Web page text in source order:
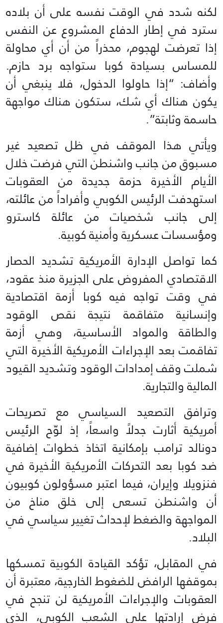
لكنه شدد في الوقت نفسه على أن بلاده
سترد في إطار الدفاع المشروع عن النفس
إذا تعرضت لهجوم، محذراً من أن أي محاولة
للمساس بسيادة كوبا ستواجه برد حازم.
وأضاف: “إذا حاولوا الدخول، فلا ينبغي أن
يكون هناك أي شك، ستكون هناك مواجهة
حاسمة وثابتة”.
ويأتي هذا الموقف في ظل تصعيد غير
مسبوق من جانب واشنطن التي فرضت خلال
الأيام الأخيرة حزمة جديدة من العقوبات
استهدفت الرئيس الكوبي وأفراداً من عائلته،
إلى جانب شخصيات من عائلة كاسترو
ومؤسسات عسكرية وأمنية كوبية.
كما تواصل الإدارة الأمريكية تشديد الحصار
الاقتصادي المفروض على الجزيرة منذ عقود،
في وقت تواجه فيه كوبا أزمة اقتصادية
وإنسانية متفاقمة نتيجة نقص الوقود
والطاقة والمواد الأساسية، وهي أزمة
تفاقمت بعد الإجراءات الأمريكية الأخيرة التي
شملت وقف إمدادات الوقود وتشديد القيود
المالية والتجارية.
وترافق التصعيد السياسي مع تصريحات
أمريكية أثارت جدلاً واسعاً، إذ لوّح الرئيس
دونالد ترامب بإمكانية اتخاذ خطوات إضافية
ضد كوبا بعد التحركات الأمريكية الأخيرة في
فنزويلا وإيران، فيما اعتبر مسؤولون كوبيون
أن واشنطن تسعى إلى خلق مناخ من
المواجهة والضغط لإحداث تغيير سياسي في
البلاد.
في المقابل، تؤكد القيادة الكوبية تمسكها
بموقفها الرافض للضغوط الخارجية، معتبرة أن
العقوبات والإجراءات الأمريكية لن تنجح في
فرض إرادتها على الشعب الكوبي، الذي